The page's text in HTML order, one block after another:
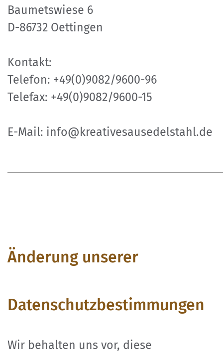
Baumetswiese 6
D-86732 Oettingen
Kontakt:
Telefon: +49(0)9082/9600-96
Telefax: +49(0)9082/9600-15
E-Mail: info@kreativesausedelstahl.de
Änderung unserer
Datenschutzbestimmungen
Wir behalten uns vor, diese